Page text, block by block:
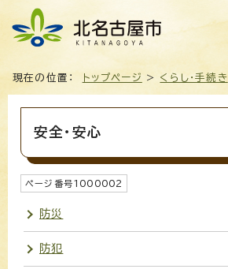
現在の位置： トップページ > くらし・手続き
安全・安心
ページ番号1000002
防災
防犯